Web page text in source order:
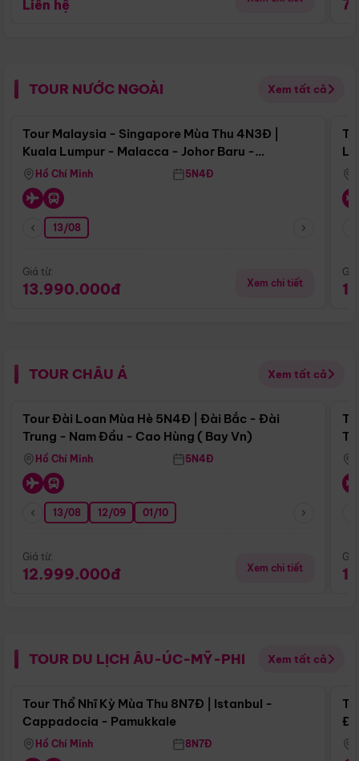
Liên hệ
TOUR NƯỚC NGOÀI Xem tất cả
Điểm nổi bật
Tour Malaysia - Singapore Mùa Thu 4N3Đ |
Kuala Lumpur - Malacca - Johor Baru -
Singapore
Hồ Chí Minh 5N4Đ
13/08
Giá từ:
13.990.000đ Xem chi tiết
TOUR CHÂU Á Xem tất cả
Điểm nổi bật
Tour Đài Loan Mùa Hè 5N4Đ | Đài Bắc - Đài
Trung - Nam Đầu - Cao Hùng ( Bay Vn)
Hồ Chí Minh 5N4Đ
13/08 12/09 01/10
Giá từ:
12.999.000đ Xem chi tiết
TOUR DU LỊCH ÂU-ÚC-MỸ-PHI Xem tất cả
Điểm nổi bật
Tour Thổ Nhĩ Kỳ Mùa Thu 8N7Đ | Istanbul -
Cappadocia - Pamukkale
Hồ Chí Minh 8N7Đ